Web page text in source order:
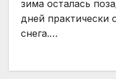
зима осталась
дней практически
снега.…